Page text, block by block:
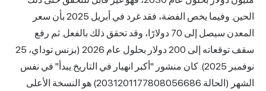
الحين. وفيما يخص الفضة، فقد غرد في أبريل 2025 بأن سعر
المعدن سيصل إلى 70 دولارًا، وقد تحقق ذلك بالفعل. ثم رفع
سقف توقعاته إلى 200 دولار بحلول عام 2026 (بزنس توداي، 25
نوفمبر 2025). كان منشور "أكبر انهيار في التاريخ يبدأ" في نفس
الشهر (الحالة 2031201177808056686) هو النسخة الأعلى